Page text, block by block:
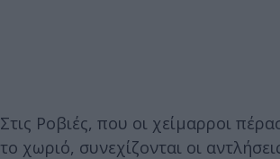
Στις Ροβιές, που οι χείμαρροι
το χωριό, συνεχίζονται οι